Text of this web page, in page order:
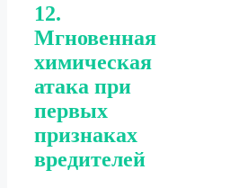
12.
Мгновенная
химическая
атака при
первых
признаках
вредителей